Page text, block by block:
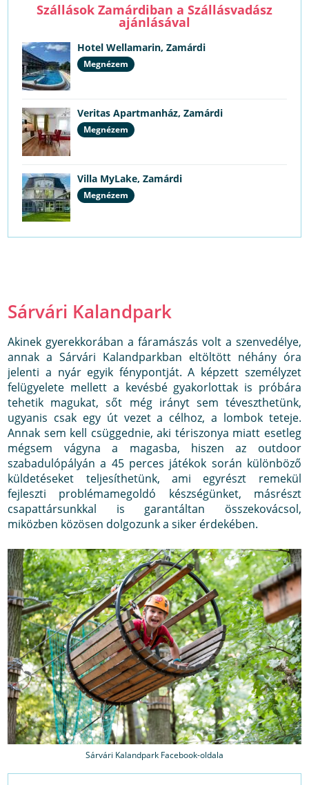
Szállások Zamárdiban a Szállásvadász
ajánlásával
Hotel Wellamarin, Zamárdi
Megnézem
Veritas Apartmanház, Zamárdi
Megnézem
Villa MyLake, Zamárdi
Megnézem
Sárvári Kalandpark
Akinek gyerekkorában a fáramászás volt a szenvedélye,
annak a Sárvári Kalandparkban eltöltött néhány óra
jelenti a nyár egyik fénypontját. A képzett személyzet
felügyelete mellett a kevésbé gyakorlottak is próbára
tehetik magukat, sőt még irányt sem téveszthetünk,
ugyanis csak egy út vezet a célhoz, a lombok teteje.
Annak sem kell csüggednie, aki tériszonya miatt esetleg
mégsem vágyna a magasba, hiszen az outdoor
szabadulópályán a 45 perces játékok során különböző
küldetéseket teljesíthetünk, ami egyrészt remekül
fejleszti problémamegoldó készségünket, másrészt
csapattársunkkal is garantáltan összekovácsol,
miközben közösen dolgozunk a siker érdekében.
Sárvári Kalandpark Facebook-oldala